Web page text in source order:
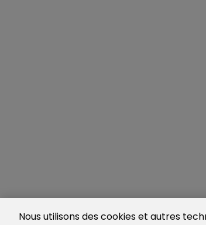
Nous utilisons des cookies et autres